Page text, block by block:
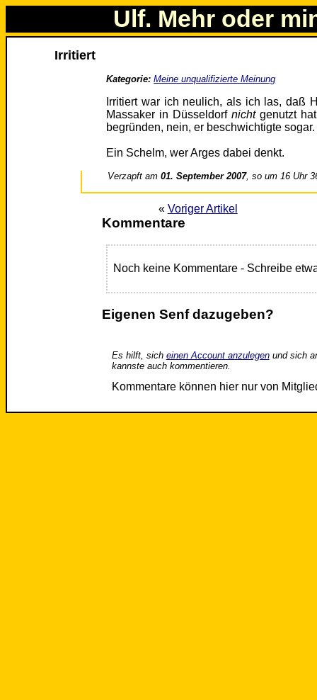
Ulf. Mehr oder
Irritiert
Kategorie: Meine unqualifizierte Meinung
Irritiert war ich neulich, als ich las, daß
Massaker in Düsseldorfnichtgenutzt
begründen, nein, er beschwichtigte sogar.
Ein Schelm, wer Arges dabei denkt.
Verzapft am01. September 2007, so um 16 Uhr
« Voriger Artikel
Kommentare
Noch keine Kommentare - Schreibe
Eigenen Senf dazugeben?
Es hilft, sich einen Account anzulegenund sich
kannste auch kommentieren.
Kommentare können hier nur von